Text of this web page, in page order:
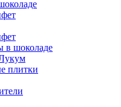
в шоколаде
плитки